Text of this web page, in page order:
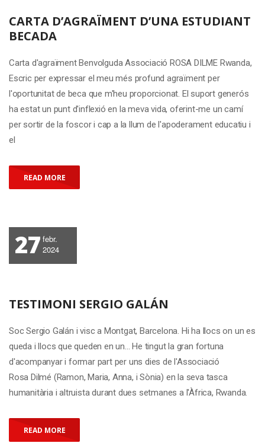
CARTA D’AGRAÏMENT D’UNA ESTUDIANT
BECADA
Carta d'agraïment Benvolguda Associació ROSA DILME Rwanda,
Escric per expressar el meu més profund agraïment per
l'oportunitat de beca que m'heu proporcionat. El suport generós
ha estat un punt d'inflexió en la meva vida, oferint-me un camí
per sortir de la foscor i cap a la llum de l'apoderament educatiu i
el
READ MORE
27 febr.
2024
TESTIMONI SERGIO GALÁN
Soc Sergio Galán i visc a Montgat, Barcelona. Hi ha llocs on un es
queda i llocs que queden en un... He tingut la gran fortuna
d'acompanyar i formar part per uns dies de l'Associació
Rosa Dilmé (Ramon, Maria, Anna, i Sònia) en la seva tasca
humanitària i altruista durant dues setmanes a l'Àfrica, Rwanda.
READ MORE